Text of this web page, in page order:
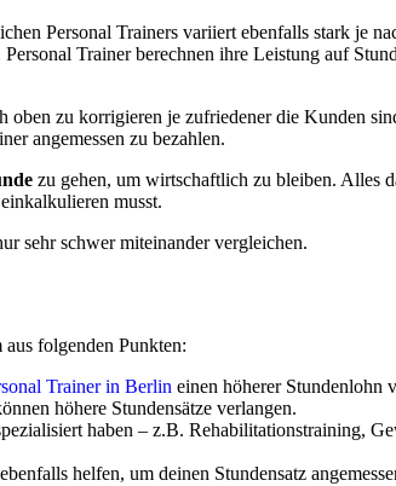
Personal Trainers variiert ebenfalls stark je
Trainer berechnen ihre Leistung auf
oben zu korrigieren je zufriedener die Kunden
angemessen zu bezahlen.
zu gehen, um wirtschaftlich zu bleiben. Alles
musst.
sehr schwer miteinander vergleichen.
folgenden Punkten:
Trainer in Berlin einen höherer Stundenlohn
höhere Stundensätze verlangen.
haben – z.B. Rehabilitationstraining,
helfen, um deinen Stundensatz